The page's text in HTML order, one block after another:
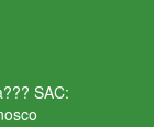
SAC: